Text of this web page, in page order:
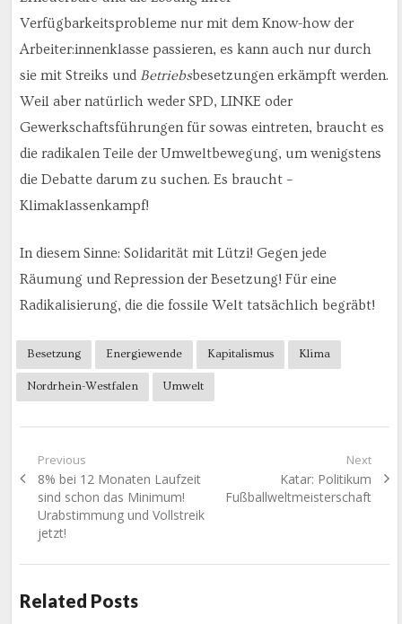
Verfügbarkeitsprobleme nur mit dem Know-how der
Arbeiter:innenklasse passieren, es kann auch nur durch
sie mit Streiks und Betriebsbesetzungen erkämpft werden.
Weil aber natürlich weder SPD, LINKE oder
Gewerkschaftsführungen für sowas eintreten, braucht es
die radikalen Teile der Umweltbewegung, um wenigstens
die Debatte darum zu suchen. Es braucht –
Klimaklassenkampf!
In diesem Sinne: Solidarität mit Lützi! Gegen jede
Räumung und Repression der Besetzung! Für eine
Radikalisierung, die die fossile Welt tatsächlich begräbt!
Besetzung Energiewende Kapitalismus Klima
Nordrhein-Westfalen Umwelt
Beitragsnavigation
Previous
Previous
post:
8% bei 12 Monaten Laufzeit
sind schon das Minimum!
Urabstimmung und Vollstreik
jetzt!
Next
Next
post:
Katar: Politikum
Fußballweltmeisterschaft
Related Posts